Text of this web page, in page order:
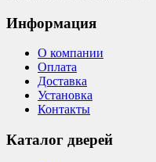
Информация
О компании
Оплата
Доставка
Установка
Контакты
Каталог дверей